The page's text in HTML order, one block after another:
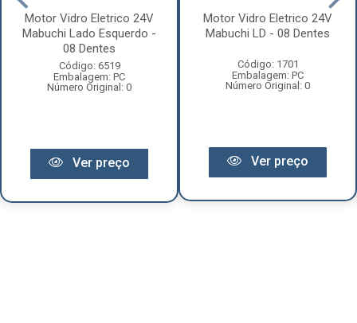
Motor Vidro Eletrico 24V
Mabuchi Lado Esquerdo -
08 Dentes
Código: 6519
Embalagem: PC
Número Original: 0
Ver preço
Motor Vidro Eletrico 24V
Mabuchi LD - 08 Dentes
Código: 1701
Embalagem: PC
Número Original: 0
Ver preço